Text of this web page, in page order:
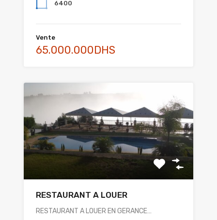
6400
Vente
65.000.000DHS
RESTAURANT A LOUER
RESTAURANT A LOUER EN GERANCE…